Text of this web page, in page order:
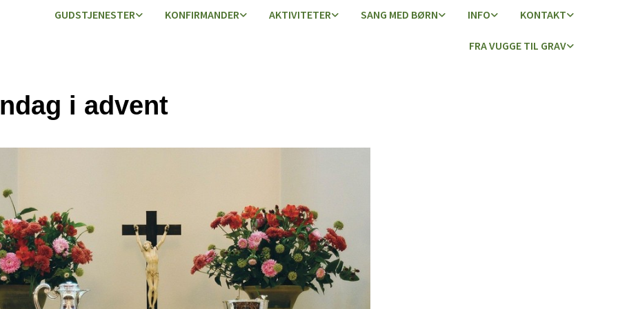
GUDSTJENESTER KONFIRMANDER AKTIVITETER SANG MED BØRN INFO KONTAKT
FRA VUGGE TIL GRAV
i advent